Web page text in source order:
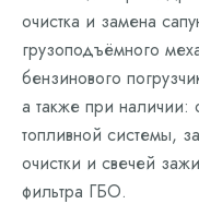
очистка и замена
грузоподъёмного
бензинового
а также при наличии:
топливной системы,
очистки и свечей
фильтра ГБО.